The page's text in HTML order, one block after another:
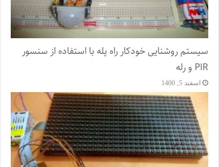
سیستم روشنایی خودکار راه پله با استفاده از سنسور
PIR و رله
اسفند 5, 1400